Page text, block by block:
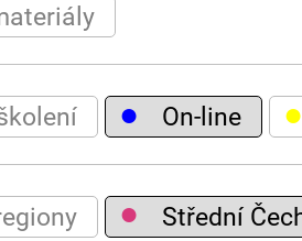
● On-line ●
● Střední